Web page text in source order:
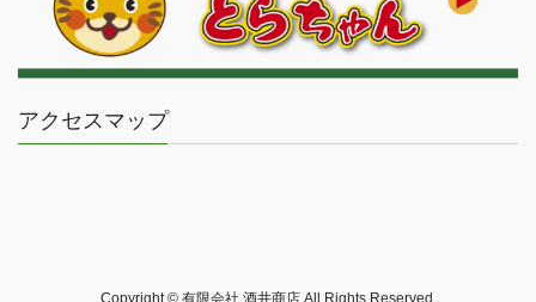
アクセスマップ
Copyright © 有限会社 酒井商店 All Rights Reserved.